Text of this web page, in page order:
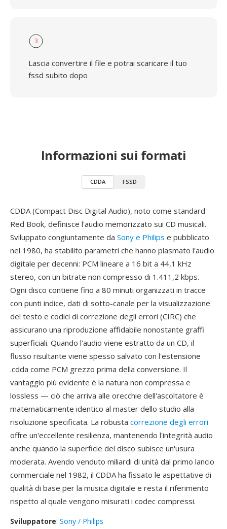
3
Lascia convertire il file e potrai scaricare il tuo
fssd subito dopo
Informazioni sui formati
CDDA FSSD
CDDA (Compact Disc Digital Audio), noto come standard
Red Book, definisce l'audio memorizzato sui CD musicali.
Sviluppato congiuntamente da Sony e Philips e pubblicato
nel 1980, ha stabilito parametri che hanno plasmato l'audio
digitale per decenni: PCM lineare a 16 bit a 44,1 kHz
stereo, con un bitrate non compresso di 1.411,2 kbps.
Ogni disco contiene fino a 80 minuti organizzati in tracce
con punti indice, dati di sotto-canale per la visualizzazione
del testo e codici di correzione degli errori (CIRC) che
assicurano una riproduzione affidabile nonostante graffi
superficiali. Quando l'audio viene estratto da un CD, il
flusso risultante viene spesso salvato con l'estensione
.cdda come PCM grezzo prima della conversione. Il
vantaggio più evidente è la natura non compressa e
lossless — ciò che arriva alle orecchie dell'ascoltatore è
matematicamente identico al master dello studio alla
risoluzione specificata. La robusta correzione degli errori
offre un'eccellente resilienza, mantenendo l'integrità audio
anche quando la superficie del disco subisce un'usura
moderata. Avendo venduto miliardi di unità dal primo lancio
commerciale nel 1982, il CDDA ha fissato le aspettative di
qualità di base per la musica digitale e resta il riferimento
rispetto al quale vengono misurati i codec compressi.
Sviluppatore: Sony / Philips